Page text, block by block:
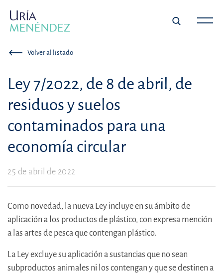
Volver al listado
Ley 7/2022, de 8 de abril, de
residuos y suelos
contaminados para una
economía circular
25 de abril de 2022
Como novedad, la nueva Ley incluye en su ámbito de
aplicación a los productos de plástico, con expresa mención
a las artes de pesca que contengan plástico.
La Ley excluye su aplicación a sustancias que no sean
subproductos animales ni los contengan y que se destinen a